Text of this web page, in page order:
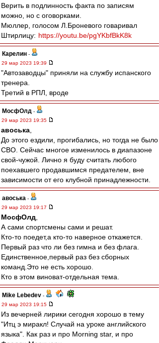
Верить в подлинность факта по записям
можно, но с оговорками.
Мюллер, голосом Л.Броневого говаривал
Штирлицу: https://youtu.be/pgYKbfBkK8k
Карелин -
29 мар 2023 19:39
"Автозаводцы" приняли на службу испанского
тренера.
Третий в РПЛ, вроде
МосфОлд -
29 мар 2023 19:35
авоська
До этого ездили, прогибались, но тогда не было
СВО. Сейчас многое изменилось в диапазоне
свой-чужой. Лично я буду считать любого
поехавшего продавшимся предателем, вне
зависимости от его клубной принадлежности.
авоська -
29 мар 2023 19:17
МосфОлд
А сами спортсмены сами и решат.
Кто-то поедет,а кто-то наверное откажется.
Первый раз что ли без гимна и без флага.
Единственное,первый раз без сборных
команд.Это не есть хорошо.
Кто в этом виноват-отдельная тема.
Mike Lebedev -
29 мар 2023 19:15
Из вечерней лирики сегодня хорошо в тему
"Итц э миракл! Случай на уроке английского
языка". Как раз и про Morning star, и про